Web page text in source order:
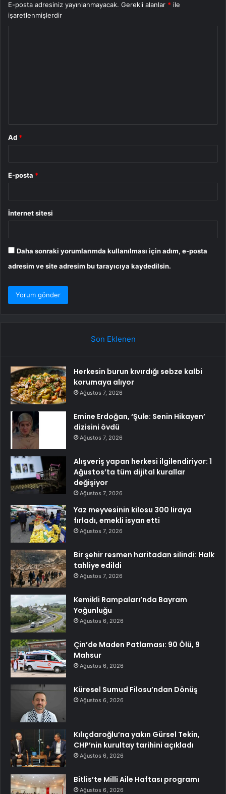
E-posta adresiniz yayınlanmayacak. Gerekli alanlar * ile
işaretlenmişlerdir
Ad *
E-posta *
İnternet sitesi
Daha sonraki yorumlarımda kullanılması için adım, e-posta
adresim ve site adresim bu tarayıcıya kaydedilsin.
Son Eklenen
Herkesin burun kıvırdığı sebze kalbi
korumaya alıyor
Ağustos 7, 2026
Emine Erdoğan, ‘Şule: Senin Hikayen’
dizisini övdü
Ağustos 7, 2026
Alışveriş yapan herkesi ilgilendiriyor: 1
Ağustos’ta tüm dijital kurallar
değişiyor
Ağustos 7, 2026
Yaz meyvesinin kilosu 300 liraya
fırladı, emekli isyan etti
Ağustos 7, 2026
Bir şehir resmen haritadan silindi: Halk
tahliye edildi
Ağustos 7, 2026
Kemikli Rampaları’nda Bayram
Yoğunluğu
Ağustos 6, 2026
Çin’de Maden Patlaması: 90 Ölü, 9
Mahsur
Ağustos 6, 2026
Küresel Sumud Filosu’ndan Dönüş
Ağustos 6, 2026
Kılıçdaroğlu’na yakın Gürsel Tekin,
CHP’nin kurultay tarihini açıkladı
Ağustos 6, 2026
Bitlis’te Milli Aile Haftası programı
Ağustos 6, 2026